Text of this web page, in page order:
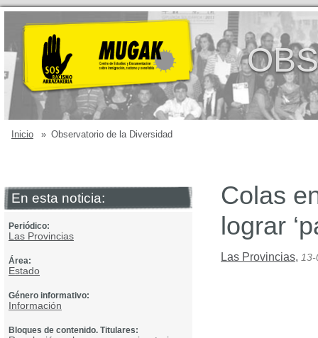
Inicio » Observatorio de la Diversidad
En esta noticia:
Periódico:
Las Provincias
Área:
Estado
Género informativo:
Información
Bloques de contenido. Titulares:
Colas
lograr
Las Provincias,